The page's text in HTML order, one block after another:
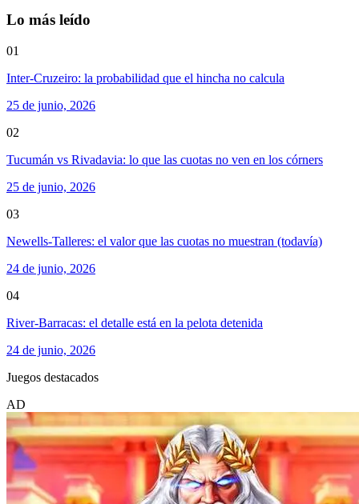
Lo más leído
01
Inter-Cruzeiro: la probabilidad que el hincha no calcula
25 de junio, 2026
02
Tucumán vs Rivadavia: lo que las cuotas no ven en los córners
25 de junio, 2026
03
Newells-Talleres: el valor que las cuotas no muestran (todavía)
24 de junio, 2026
04
River-Barracas: el detalle está en la pelota detenida
24 de junio, 2026
Juegos destacados
AD